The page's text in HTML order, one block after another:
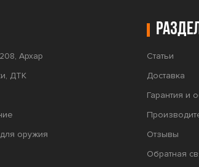
Архар
ДТК
оружия
Статьи
Доставка
Гарантия и
Отзывы
Обратная